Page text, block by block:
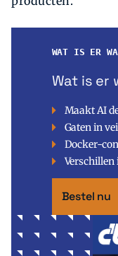
WAT IS ER
Wat is er
Maakt AI
Gaten in
Docker-
Bestel nu